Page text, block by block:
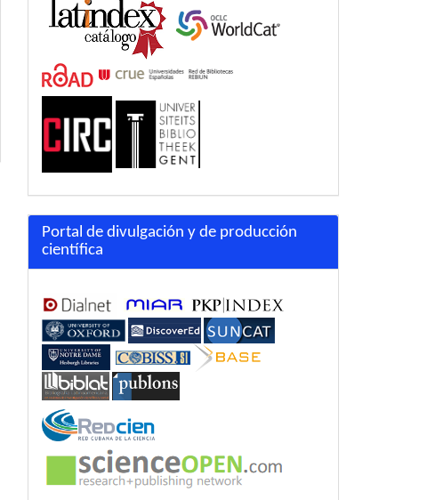
Portal de divulgación y de producción
científica